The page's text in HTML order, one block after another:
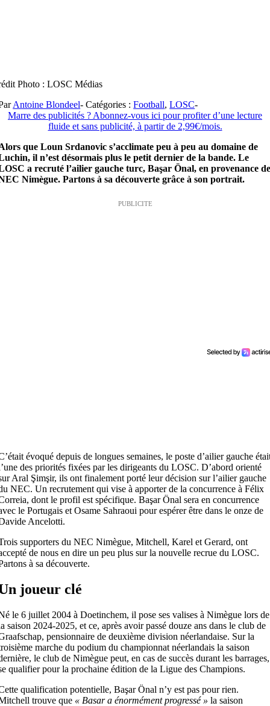
Photo : LOSC Médias
Antoine Blondeel- Catégories :Football,LOSC-
Marre des publicités ? Abonnez-vous ici pour profiter d’une lecture
fluide et sans publicité, à partir de 2,99€/mois.
que Loun Srdanovic s’acclimate peu à peu au domaine de
il n’est désormais plus le petit dernier de la bande. Le
a recruté l’ailier gauche turc, Başar Önal, en provenance
Nimègue. Partons à sa découverte grâce à son portrait.
PUBLICITE
évoqué depuis de longues semaines, le poste d’ailier gauche
des priorités fixées par les dirigeants du LOSC. D’abord orienté
Aral Şimşir, ils ont finalement porté leur décision sur l’ailier gauche
NEC. Un recrutement qui vise à apporter de la concurrence à Félix
dont le profil est spécifique. Başar Önal sera en concurrence
le Portugais et Osame Sahraoui pour espérer être dans le onze de
Ancelotti.
supporters du NEC Nimègue, Mitchell, Karel et Gerard, ont
de nous en dire un peu plus sur la nouvelle recrue du LOSC.
à sa découverte.
joueur clé
le 6 juillet 2004 à Doetinchem, il pose ses valises à Nimègue lors de
saison 2024-2025, et ce, après avoir passé douze ans dans le club de
pensionnaire de deuxième division néerlandaise. Sur la
marche du podium du championnat néerlandais la saison
le club de Nimègue peut, en cas de succès durant les barrages,
qualifier pour la prochaine édition de la Ligue des Champions.
qualification potentielle, Başar Önal n’y est pas pour rien.
trouve que « Basar a énormément progressé » la saison